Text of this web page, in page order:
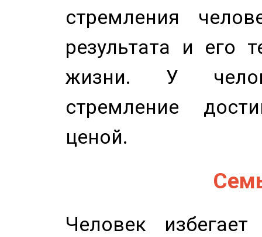
стремления
результата и его
жизни. У
стремление
ценой.
Человек